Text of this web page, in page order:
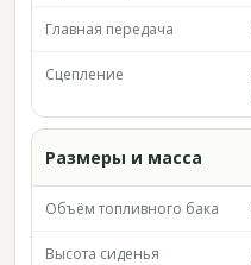
Главная передача
Сцепление
Размеры и масса
Объём топливного бака
Высота сиденья